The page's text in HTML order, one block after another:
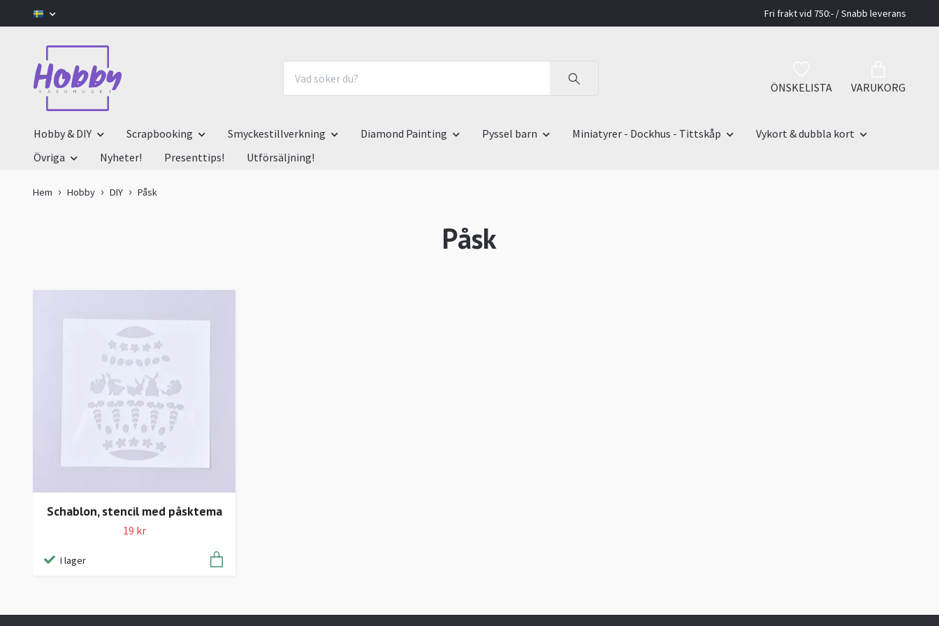
Fri frakt vid 750:- / Snabb leverans
ÖNSKELISTA VARUKORG
Hobby & DIY Scrapbooking Smyckestillverkning Diamond Painting Pyssel barn Miniatyrer - Dockhus - Tittskåp
Vykort & dubbla kort
Övriga
Nyheter! Presenttips! Utförsäljning!
Hem Hobby DIY Påsk
Påsk
Schablon, stencil med påsktema
19 kr
I lager